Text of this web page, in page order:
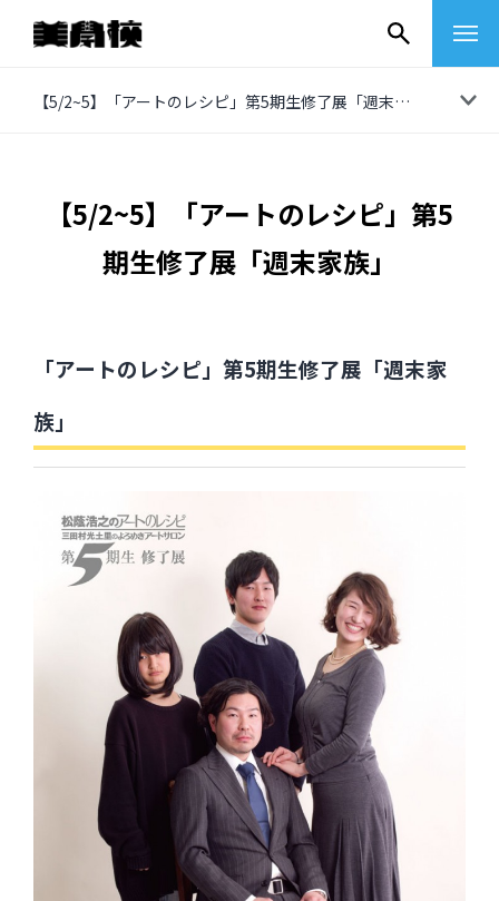
【5/2~5】「アートのレシピ」第5期生修了展「週末家族」
その他
イベントレポート
インタビュー
受講生・修了生の活動
展覧会アーカイブ
講座レポート
連載・コラム
近日開催のイベント・オープン講座・展覧会
【5/2~5】「アートのレシピ」第5
期生修了展「週末家族」
「アートのレシピ」第5期生修了展「週末家
族」